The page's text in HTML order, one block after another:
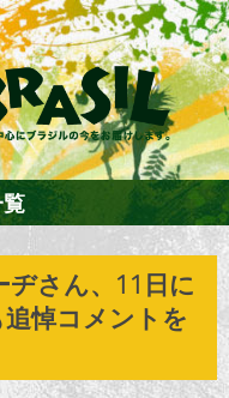
さん、11日に
悼コメントを